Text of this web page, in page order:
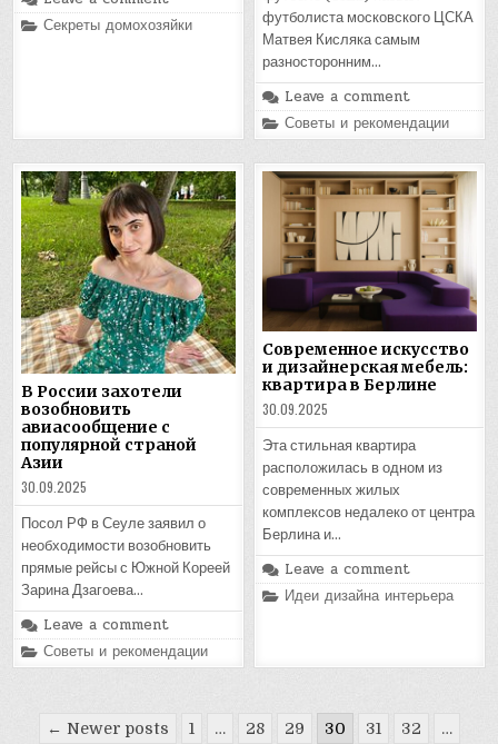
Posted
Секреты домохозяйки
футболиста московского ЦСКА
Матвея Кисляка самым
разносторонним…
Leave a comment
Posted
in
Советы и рекомендации
В России захотели
возобновить
авиасообщение с
популярной страной
Азии
30.09.2025
Посол РФ в Сеуле заявил о
необходимости возобновить
прямые рейсы с Южной Кореей
Зарина Дзагоева…
Leave a comment
Posted
in
Советы и рекомендации
Современное искусство
и дизайнерская мебель:
квартира в Берлине
30.09.2025
Эта стильная квартира
расположилась в одном из
современных жилых
комплексов недалеко от центра
Берлина и…
Leave a comment
Posted
in
Идеи дизайна интерьера
Пагинация
← Newer posts 1 … 28 29 30 31 32 …